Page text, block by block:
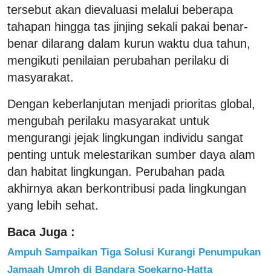
tersebut akan dievaluasi melalui beberapa
tahapan hingga tas jinjing sekali pakai benar-
benar dilarang dalam kurun waktu dua tahun,
mengikuti penilaian perubahan perilaku di
masyarakat.
Dengan keberlanjutan menjadi prioritas global,
mengubah perilaku masyarakat untuk
mengurangi jejak lingkungan individu sangat
penting untuk melestarikan sumber daya alam
dan habitat lingkungan. Perubahan pada
akhirnya akan berkontribusi pada lingkungan
yang lebih sehat.
Baca Juga :
Ampuh Sampaikan Tiga Solusi Kurangi Penumpukan
Jamaah Umroh di Bandara Soekarno-Hatta